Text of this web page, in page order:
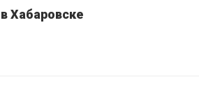
Хабаровске